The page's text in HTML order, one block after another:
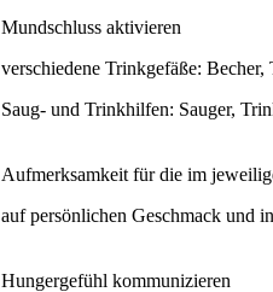
Mundschluss aktivieren
verschiedene Trinkgefäße: Becher,
Saug- und Trinkhilfen: Sauger,
Aufmerksamkeit für die im
auf persönlichen Geschmack und
Hungergefühl kommunizieren